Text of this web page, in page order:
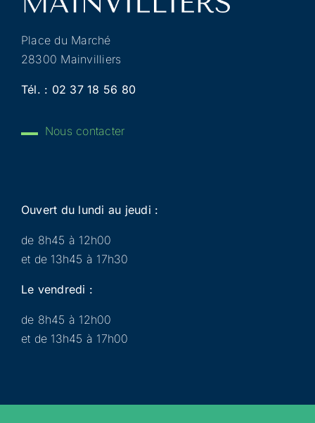
Place du Marché
28300 Mainvilliers
Tél. : 02 37 18 56 80
Nous contacter
Ouvert du lundi au jeudi :
de 8h45 à 12h00
et de 13h45 à 17h30
Le vendredi :
de 8h45 à 12h00
et de 13h45 à 17h00